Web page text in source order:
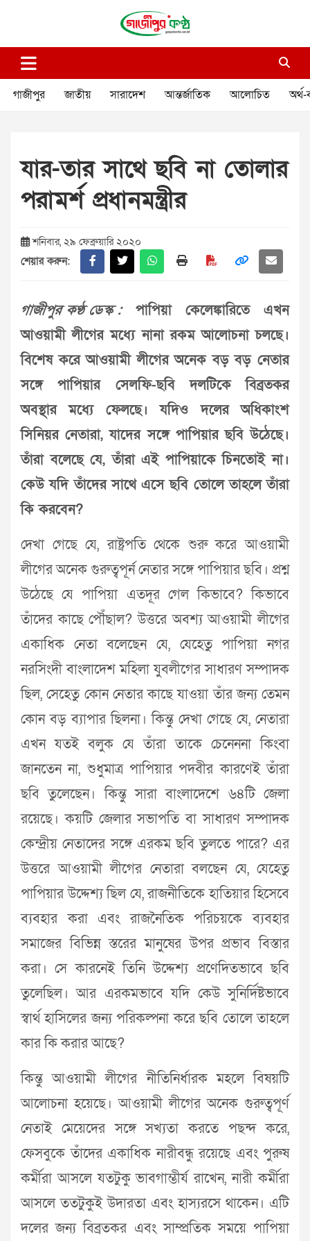
গাজীপুর কণ্ঠ
গাজীপুর জাতীয় সারাদেশ আন্তর্জাতিক আলোচিত অর্থ-
যার-তার সাথে ছবি না তোলার
পরামর্শ প্রধানমন্ত্রীর
শনিবার, ২৯ ফেব্রুয়ারি ২০২০
শেয়ার করুন:
গাজীপুর কণ্ঠ ডেস্ক :পাপিয়া কেলেঙ্কারিতে এখন
আওয়ামী লীগের মধ্যে নানা রকম আলোচনা চলছে।
বিশেষ করে আওয়ামী লীগের অনেক বড় বড় নেতার
সঙ্গে পাপিয়ার সেলফি-ছবি দলটিকে বিব্রতকর
অবস্থার মধ্যে ফেলছে। যদিও দলের অধিকাংশ
সিনিয়র নেতারা, যাদের সঙ্গে পাপিয়ার ছবি উঠেছে।
তাঁরা বলেছে যে, তাঁরা এই পাপিয়াকে চিনতোই না।
কেউ যদি তাঁদের সাথে এসে ছবি তোলে তাহলে তাঁরা
কি করবেন?
দেখা গেছে যে, রাষ্ট্রপতি থেকে শুরু করে আওয়ামী
লীগের অনেক গুরুত্বপূর্ন নেতার সঙ্গে পাপিয়ার ছবি। প্রশ্ন
উঠেছে যে পাপিয়া এতদূর গেল কিভাবে? কিভাবে
তাঁদের কাছে পৌঁছাল? উত্তরে অবশ্য আওয়ামী লীগের
একাধিক নেতা বলেছেন যে, যেহেতু পাপিয়া নগর
নরসিংদী বাংলাদেশ মহিলা যুবলীগের সাধারণ সম্পাদক
ছিল, সেহেতু কোন নেতার কাছে যাওয়া তাঁর জন্য তেমন
কোন বড় ব্যাপার ছিলনা। কিন্তু দেখা গেছে যে, নেতারা
এখন যতই বলুক যে তাঁরা তাকে চেনেননা কিংবা
জানতেন না, শুধুমাত্র পাপিয়ার পদবীর কারণেই তাঁরা
ছবি তুলেছেন। কিন্তু সারা বাংলাদেশে ৬৪টি জেলা
রয়েছে। কয়টি জেলার সভাপতি বা সাধারণ সম্পাদক
কেন্দ্রীয় নেতাদের সঙ্গে এরকম ছবি তুলতে পারে? এর
উত্তরে আওয়ামী লীগের নেতারা বলছেন যে, যেহেতু
পাপিয়ার উদ্দেশ্য ছিল যে, রাজনীতিকে হাতিয়ার হিসেবে
ব্যবহার করা এবং রাজনৈতিক পরিচয়কে ব্যবহার
সমাজের বিভিন্ন স্তরের মানুষের উপর প্রভাব বিস্তার
করা। সে কারনেই তিনি উদ্দেশ্য প্রণেদিতভাবে ছবি
তুলেছিল। আর এরকমভাবে যদি কেউ সুনির্দিষ্টভাবে
স্বার্থ হাসিলের জন্য পরিকল্পনা করে ছবি তোলে তাহলে
কার কি করার আছে?
কিন্তু আওয়ামী লীগের নীতিনির্ধারক মহলে বিষয়টি
আলোচনা হয়েছে। আওয়ামী লীগের অনেক গুরুত্বপূর্ণ
নেতাই মেয়েদের সঙ্গে সখ্যতা করতে পছন্দ করে,
ফেসবুকে তাঁদের একাধিক নারীবন্ধু রয়েছে এবং পুরুষ
কর্মীরা আসলে যতটুকু ভাবগাম্ভীর্য রাখেন, নারী কর্মীরা
আসলে ততটুকুই উদারতা এবং হাস্যরসে থাকেন। এটি
দলের জন্য বিব্রতকর এবং সাম্প্রতিক সময়ে পাপিয়া